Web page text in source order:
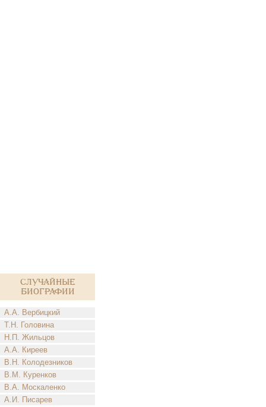
Случайные
биографии
А.А. Вербицкий
Т.Н. Головина
Н.П. Жильцов
А.А. Киреев
В.Н. Колодезников
В.М. Куренков
В.А. Москаленко
А.И. Писарев